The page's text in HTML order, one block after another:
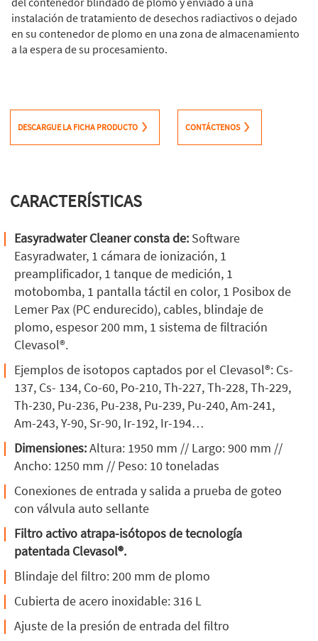
instalación de tratamiento de desechos radiactivos o dejado
en su contenedor de plomo en una zona de almacenamiento
a la espera de su procesamiento.
DESCARGUE LA FICHA PRODUCTO CONTÁCTENOS
CARACTERÍSTICAS
Easyradwater Cleaner consta de: Software
Easyradwater, 1 cámara de ionización, 1
preamplificador, 1 tanque de medición, 1
motobomba, 1 pantalla táctil en color, 1 Posibox de
Lemer Pax (PC endurecido), cables, blindaje de
plomo, espesor 200 mm, 1 sistema de filtración
Clevasol®.
Ejemplos de isotopos captados por el Clevasol®: Cs-
137, Cs- 134, Co-60, Po-210, Th-227, Th-228, Th-229,
Th-230, Pu-236, Pu-238, Pu-239, Pu-240, Am-241,
Am-243, Y-90, Sr-90, Ir-192, Ir-194…
Dimensiones:Altura: 1950 mm // Largo: 900 mm //
Ancho: 1250 mm // Peso: 10 toneladas
Conexiones de entrada y salida a prueba de goteo
con válvula auto sellante
Filtro activo atrapa-isótopos de tecnología
patentada Clevasol®.
Blindaje del filtro: 200 mm de plomo
Cubierta de acero inoxidable: 316 L
Ajuste de la presión de entrada del filtro